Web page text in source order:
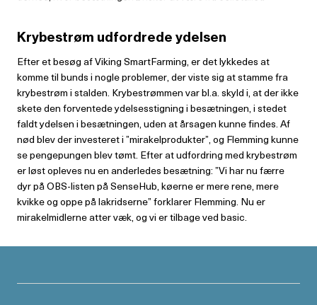
Krybestrøm udfordrede ydelsen
Efter et besøg af Viking SmartFarming, er det lykkedes at
komme til bunds i nog­le problemer, der viste sig at stamme fra
krybestrøm i stalden. Krybestrømmen var bl.a. skyld i, at der ikke
skete den for­ventede ydelsesstigning i besætningen, i stedet
faldt ydelsen i besætningen, uden at årsagen kunne findes. Af
nød blev der investeret i ”mirakelprodukter”, og Flemming kunne
se pengepungen blev tømt. Efter at udfordring med krybestrøm
er løst opleves nu en anderledes besæt­ning: ”Vi har nu færre
dyr på OBS-listen på SenseHub, køerne er mere rene, mere
kvikke og oppe på lakridserne” forklarer Flemming. Nu er
mirakelmidlerne atter væk, og vi er tilbage ved basic.